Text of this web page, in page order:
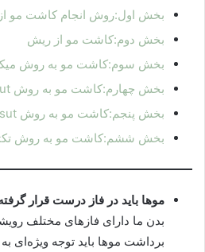
بخش اول:روش انجام کاشت مو
بخش دوم:کاشت مو از ریش
بخش سوم:کاشت مو به روش
بخش چهارم:کاشت مو به روش fut
بخش پنجم:کاشت مو به روش sut
بخش ششم:کاشت مو به روش
موها باید در فاز درست قرار
بدن ما دارای فازهای مختلف
برداشت موها باید توجه ویژه‌ای